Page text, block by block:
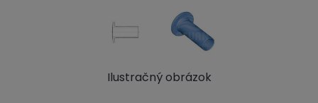
Ilustračný obrázok